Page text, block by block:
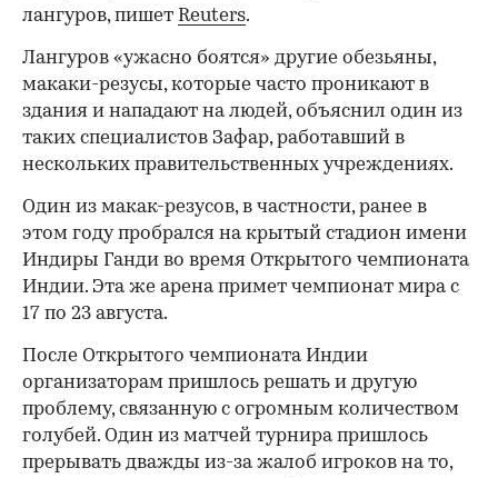
лангуров, пишет Reuters.
Лангуров «ужасно боятся» другие обезьяны,
макаки-резусы, которые часто проникают в
здания и нападают на людей, объяснил один из
таких специалистов Зафар, работавший в
нескольких правительственных учреждениях.
Один из макак-резусов, в частности, ранее в
этом году пробрался на крытый стадион имени
Индиры Ганди во время Открытого чемпионата
Индии. Эта же арена примет чемпионат мира с
17 по 23 августа.
После Открытого чемпионата Индии
организаторам пришлось решать и другую
проблему, связанную с огромным количеством
голубей. Один из матчей турнира пришлось
прерывать дважды из-за жалоб игроков на то,